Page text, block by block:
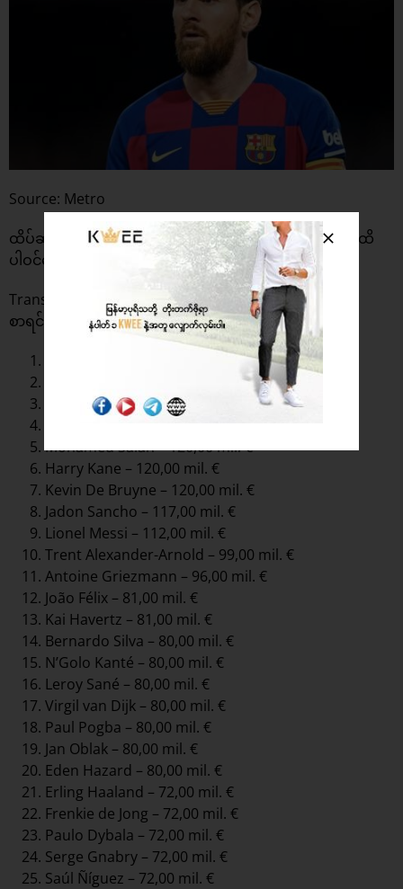
Source: Metro
ထိပ်ဆုံး(၂၀) ဦးစာရင်းထဲတွင် ပရီးမီးယားလိဂ်မှ (၁၁) ဦးအထိ
ပါဝင်နေကြောင်းလည်း သိရပါတယ်။
Transfermarkt ၏ တန်ဖိုးအမြင့်ဆုံးကစားသမား (၂၅) ဦး
စာရင်း
Kylian Mbappé – 180,00 mil. €
Raheem Sterling – 128,00 mil. €
Neymar – 128,00 mil. €
Mohamed Salah – 120,00 mil. €
Harry Kane – 120,00 mil. €
Kevin De Bruyne – 120,00 mil. €
Jadon Sancho – 117,00 mil. €
Lionel Messi – 112,00 mil. €
Trent Alexander-Arnold – 99,00 mil. €
Antoine Griezmann – 96,00 mil. €
João Félix – 81,00 mil. €
Kai Havertz – 81,00 mil. €
Bernardo Silva – 80,00 mil. €
N’Golo Kanté – 80,00 mil. €
Leroy Sané – 80,00 mil. €
Virgil van Dijk – 80,00 mil. €
Paul Pogba – 80,00 mil. €
Jan Oblak – 80,00 mil. €
Eden Hazard – 80,00 mil. €
Erling Haaland – 72,00 mil. €
Frenkie de Jong – 72,00 mil. €
Paulo Dybala – 72,00 mil. €
Serge Gnabry – 72,00 mil. €
Saúl Ñíguez – 72,00 mil. €